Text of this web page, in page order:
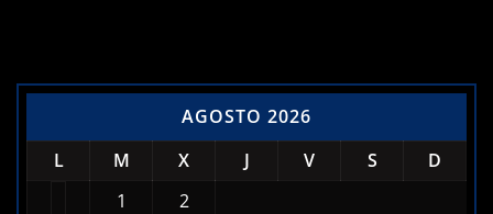
AGOSTO 2026
L
M X J V S
D
1
2